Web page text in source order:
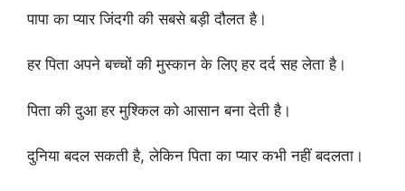
पापा का प्यार जिंदगी की सबसे बड़ी दौलत है।
हर पिता अपने बच्चों की मुस्कान के लिए हर दर्द सह लेता है।
पिता की दुआ हर मुश्किल को आसान बना देती है।
दुनिया बदल सकती है, लेकिन पिता का प्यार कभी नहीं बदलता।